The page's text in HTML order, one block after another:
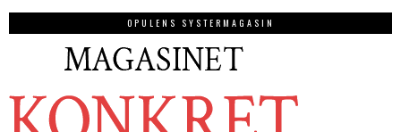
OPULENS SYSTERMAGASIN